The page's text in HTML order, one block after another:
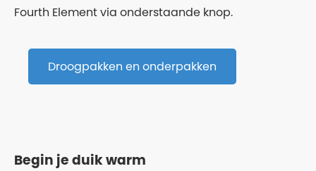
Fourth Element via onderstaande knop.
Droogpakken en onderpakken
Begin je duik warm